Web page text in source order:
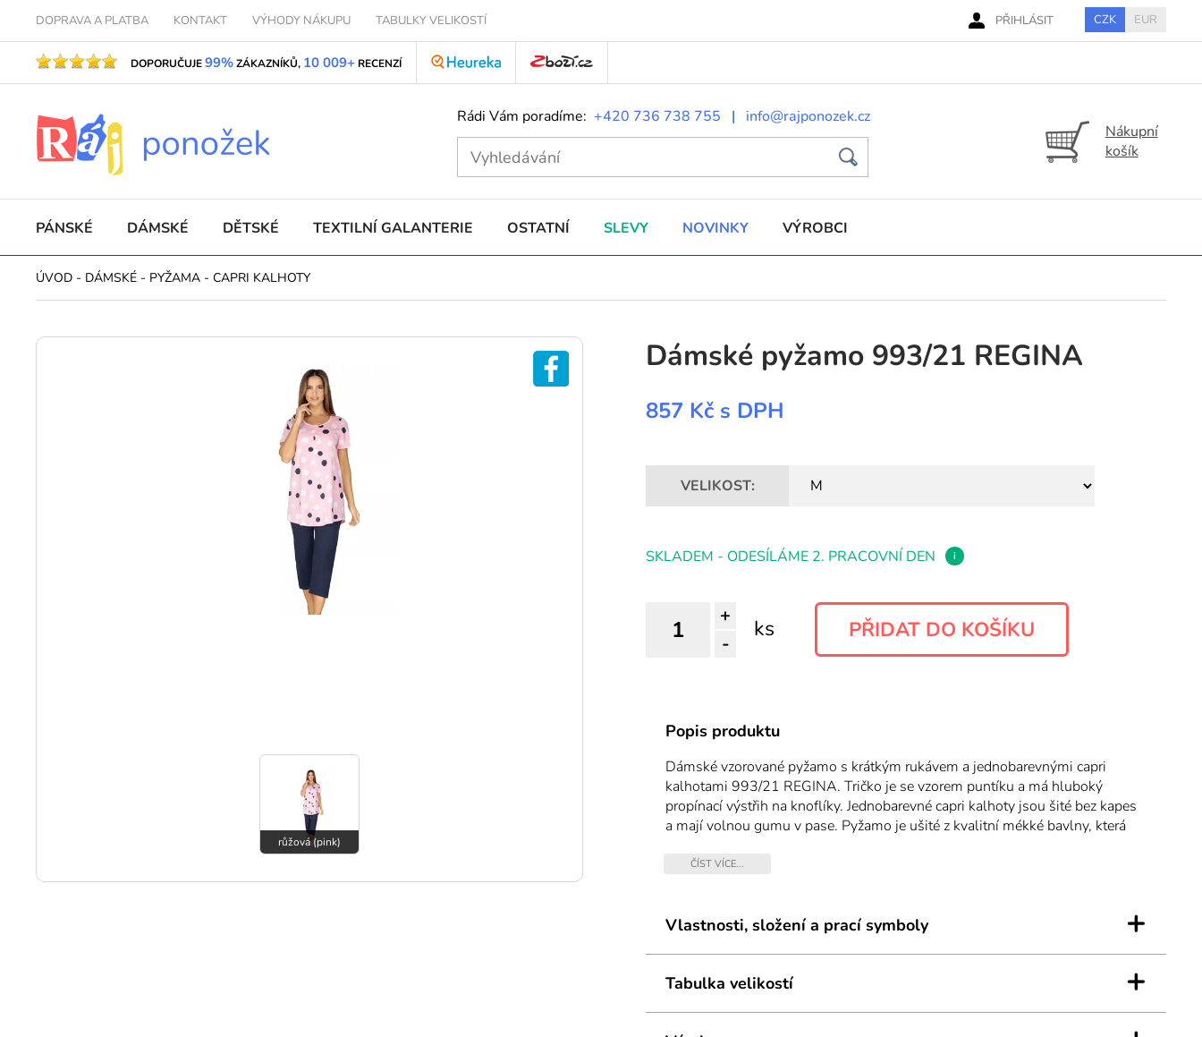
DOPRAVA A PLATBA KONTAKT VÝHODY NÁKUPU TABULKY VELIKOSTÍ PŘIHLÁSIT CZK EUR
DOPORUČUJE99%ZÁKAZNÍKŮ, 10 009+ RECENZÍ
Rádi Vám poradíme: +420 736 738 755 | info@rajponozek.cz
Nákupní
košík
PÁNSKÉ DÁMSKÉ DĚTSKÉ TEXTILNÍ GALANTERIE OSTATNÍ SLEVY NOVINKY VÝROBCI
ÚVOD - DÁMSKÉ - PYŽAMA -CAPRI KALHOTY
růžová (pink)
Dámské pyžamo 993/21 REGINA
857 Kč s DPH
VELIKOST:
SKLADEM - ODESÍLÁME 2. PRACOVNÍ DEN i
+
-
ks
Popis produktu
Dámské vzorované pyžamo s krátkým rukávem a jednobarevnými capri
kalhotami 993/21 REGINA. Tričko je se vzorem puntíku a má hluboký
propínací výstřih na knoflíky. Jednobarevné capri kalhoty jsou šité bez kapes
a mají volnou gumu v pase. Pyžamo je ušité z kvalitní mékké bavlny, která
ČÍST VÍCE...
Vlastnosti, složení a prací symboly +
Tabulka velikostí +